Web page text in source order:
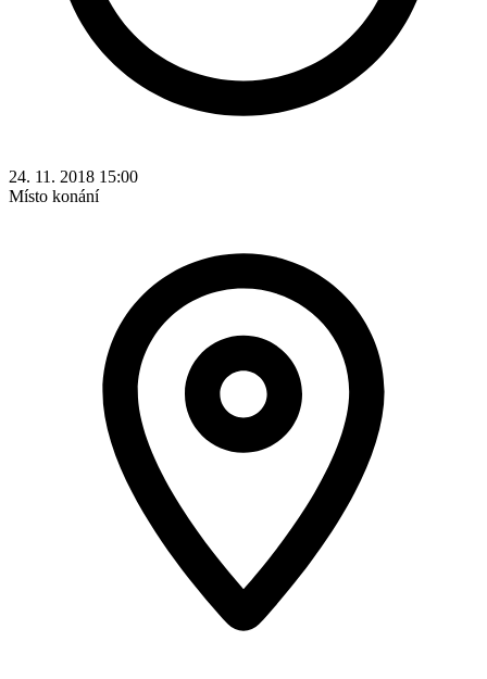
24. 11. 2018 15:00
Místo konání